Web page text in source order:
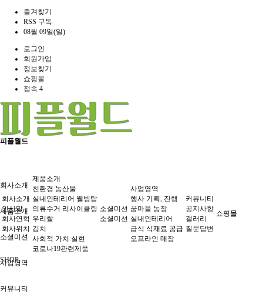
즐겨찾기
RSS 구독
08월 09일(일)
로그인
회원가입
정보찾기
쇼핑몰
접속 4
피플월드
회사소개
제품소개
소셜미션
사업영역
커뮤니티
회사소개
인사말
회사연혁
회사위치
제품소개
친환경 농산물
실내인테리어 웰빙탑
의류수거 리사이클링
우리쌀
김치
사회적 가치 실현
코로나19관련제품
소셜미션
소셜미션
사업영역
행사 기획, 진행
꿈마을 농장
실내인테리어
급식 식재료 공급
오프라인 매장
커뮤니티
공지사항
갤러리
질문답변
쇼핑몰
SHOP